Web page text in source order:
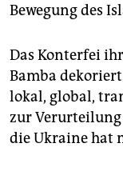
Bewegung des
Das Konterfei
Bamba dekoriert
lokal, global,
zur
die Ukraine hat